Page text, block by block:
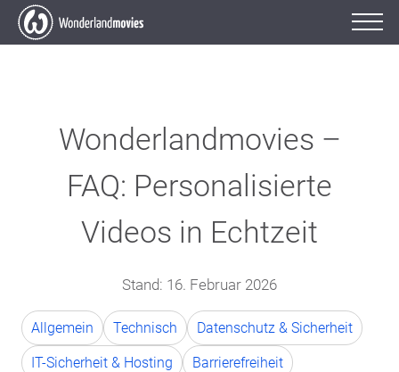
Wonderlandmovies –
FAQ: Personalisierte
Videos in Echtzeit
Stand: 16. Februar 2026
Allgemein Technisch Datenschutz & Sicherheit
IT-Sicherheit & Hosting Barrierefreiheit